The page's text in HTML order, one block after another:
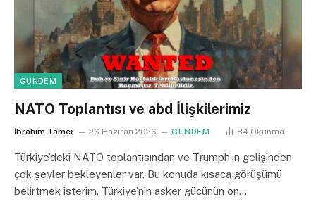
GÜNDEM
NATO Toplantısı ve abd İlişkilerimiz
İbrahim Tamer 26 Haziran 2026 GÜNDEM 84 Okunma
Türkiye’deki NATO toplantısından ve Trumph’ın gelişinden
çok şeyler bekleyenler var. Bu konuda kısaca görüşümü
belirtmek isterim. Türkiye’nin asker gücünün ön…